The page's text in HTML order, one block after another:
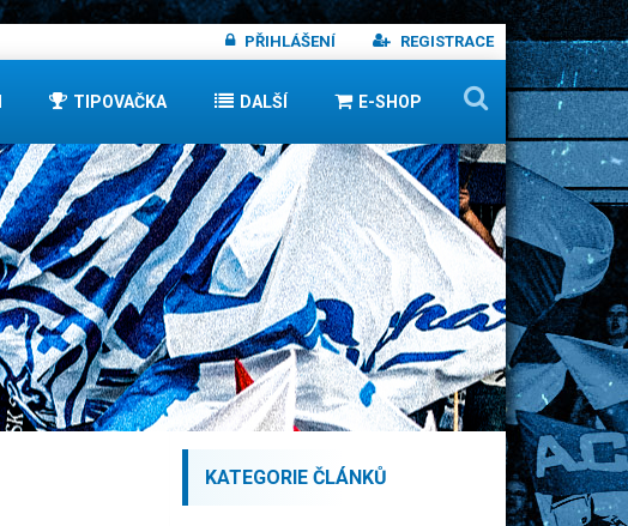
PŘIHLÁŠENÍ REGISTRACE
TIPOVAČKA DALŠÍ E-SHOP
KATEGORIE ČLÁNKŮ